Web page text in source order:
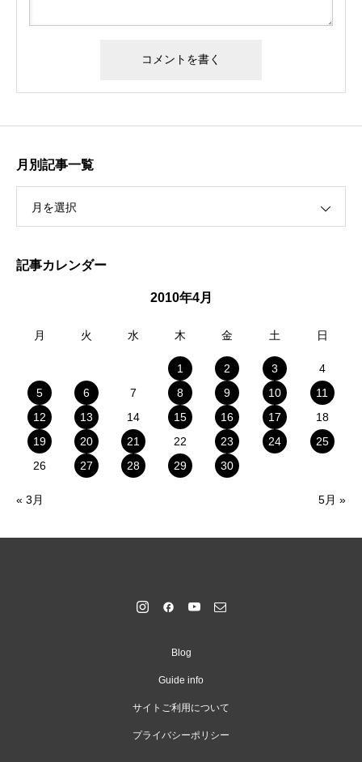
月別記事一覧
月を選択
記事カレンダー
2010年4月
月 火 水 木 金 土 日
1 2 3
4
5
6 7 8 9 10
11
12
13 14 15 16 17
18
19
20 21 22 23 24
25
26
27 28 29 30
« 3月 5月 »
Blog
Guide info
サイトご利用について
プライバシーポリシー